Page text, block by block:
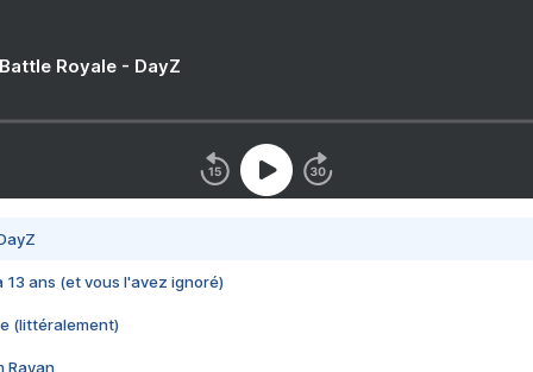
Royale - DayZ
13 ans (et vous l'avez ignoré)
(littéralement)
Rayan